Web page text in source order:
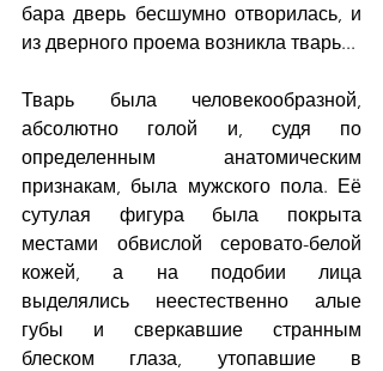
бара дверь бесшумно отворилась, и
из дверного проема возникла тварь...
Тварь была человекообразной,
абсолютно голой и, судя по
определенным анатомическим
признакам, была мужского пола. Её
сутулая фигура была покрыта
местами обвислой серовато-белой
кожей, а на подобии лица
выделялись неестественно алые
губы и сверкавшие странным
блеском глаза, утопавшие в